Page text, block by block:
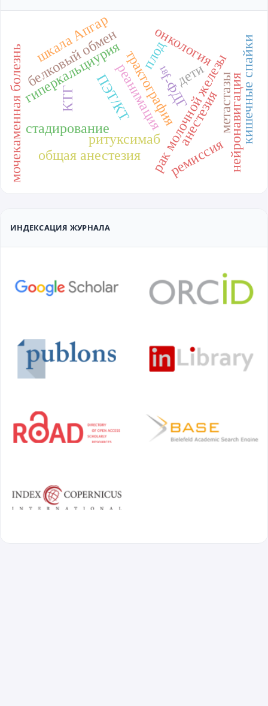
рак молочной железы
ПЭТ/КТ ¹⁸f-ФДГ метастазы
стадирование
онкология
трактография нейронавигация
дети
мочекаменная болезньгиперкальциурия кишечные спайки
ритуксимаб ремиссия
белковый обмен
общая анестезия
плод
шкала Апгар
КТГ анестезия
реанимация
ИНДЕКСАЦИЯ ЖУРНАЛА